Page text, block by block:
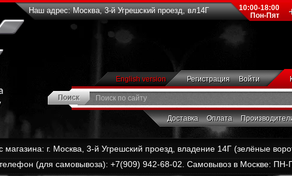
Наш адрес: Москва, 3-й Угрешский проезд, вл14Г
10:00-18:00
Пон-Пят
English version Регистрация Войти
Доставка Оплата
магазина: г. Москва, 3-й Угрешский проезд, владение 14Г (зелёные
(для самовывоза): +7(909) 942-68-02. Самовывоз в Москве: ПН-